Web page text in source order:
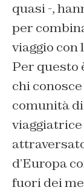
quasi -,
per
viaggio
Per questo
chi
comunità
d’Europa
fuori dei